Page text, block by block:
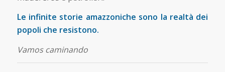
Le infinite storie amazzoniche sono la realtà dei
popoli che resistono.
Vamos caminando